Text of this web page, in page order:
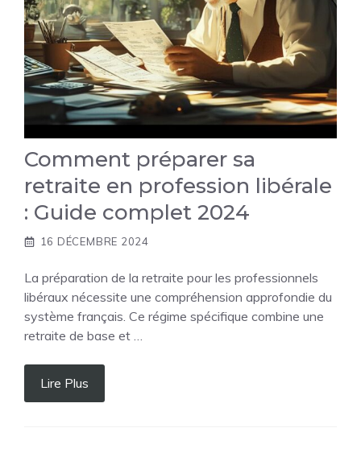
Comment préparer sa
retraite en profession libérale
: Guide complet 2024
16 DÉCEMBRE 2024
La préparation de la retraite pour les professionnels
libéraux nécessite une compréhension approfondie du
système français. Ce régime spécifique combine une
retraite de base et …
Lire Plus